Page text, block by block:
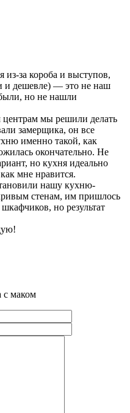
из-за короба и выступов,
и дешевле) — это не наш
но не нашли
центрам мы решили делать
замерщика, он все
именно такой, как
окончательно. Не
но кухня идеально
мне нравится.
нашу кухню-
стенам, им пришлось
но результат
с маком